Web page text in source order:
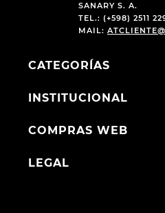
SANARY S. A.
TEL.: (+598) 2511
MAIL:
CATEGORÍAS
INSTITUCIONAL
COMPRAS WEB
LEGAL